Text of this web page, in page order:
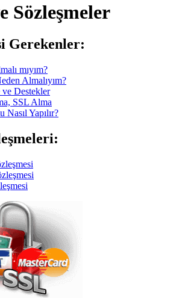
Sözleşmeler
Gerekenler:
mıyım?
Almalıyım?
Destekler
SSL Alma
Yapılır?